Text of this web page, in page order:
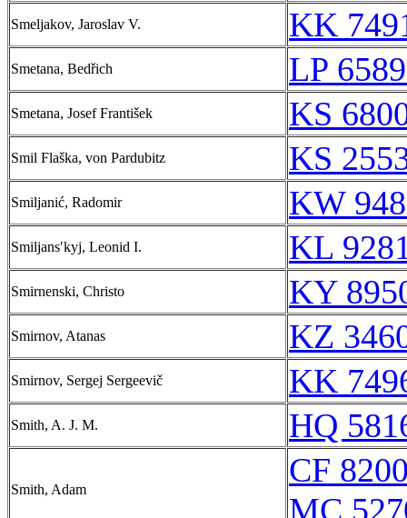
Smeljakov, Jaroslav V. KK
Smetana, Bedřich LP
Smetana, Josef František KS
Smil Flaška, von Pardubitz KS
Smiljanić, Radomir KW
Smiljansʹkyj, Leonid I. KL
Smirnenski, Christo KY
Smirnov, Atanas KZ
Smirnov, Sergej Sergeevič KK
Smith, A. J. M. HQ
Smith, Adam
CF
MC